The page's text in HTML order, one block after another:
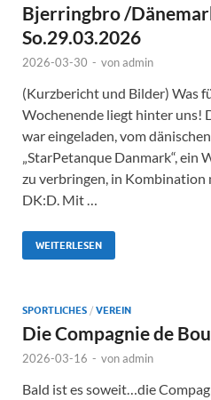
Bjerringbro /
So.29.03.2026
2026-03-30 - vonadmin
(Kurzbericht und Bilder) Was
Wochenende liegt hinter uns!
war eingeladen, vom
„StarPetanque Danmark“, ein
zu verbringen, in
DK:D. Mit …
WEITERLESEN
SPORTLICHES / VEREIN
Die Compagnie de
2026-03-16 - vonadmin
Bald ist es soweit…die